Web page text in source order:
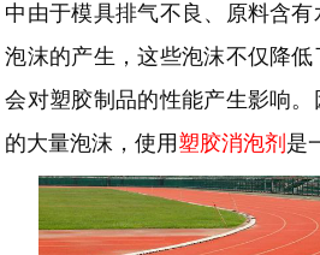
中由于模具排气不良、原料含
泡沫的产生，这些泡沫不仅降
会对塑胶制品的性能产生影响
的大量泡沫，使用 塑胶消泡剂 是